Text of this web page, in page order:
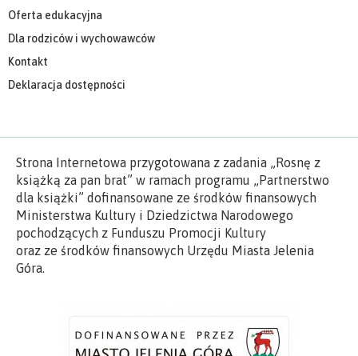
Oferta edukacyjna
Dla rodziców i wychowawców
Kontakt
Deklaracja dostępności
Strona Internetowa przygotowana z zadania „Rosnę z
książką za pan brat” w ramach programu „Partnerstwo
dla książki” dofinansowane ze środków finansowych
Ministerstwa Kultury i Dziedzictwa Narodowego
pochodzących z Funduszu Promocji Kultury
oraz ze środków finansowych Urzędu Miasta Jelenia
Góra.